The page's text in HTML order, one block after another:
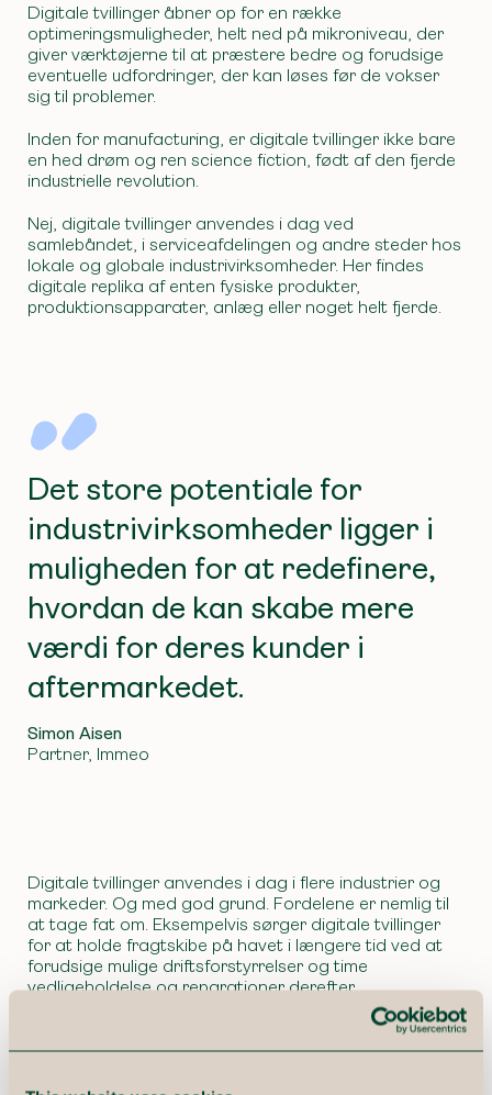
Digitale tvillinger åbner op for en række
optimeringsmuligheder, helt ned på mikroniveau, der
giver værktøjerne til at præstere bedre og forudsige
eventuelle udfordringer, der kan løses før de vokser
sig til problemer.
Inden for manufacturing, er digitale tvillinger ikke bare
en hed drøm og ren science fiction, født af den fjerde
industrielle revolution.
Nej, digitale tvillinger anvendes i dag ved
samlebåndet, i serviceafdelingen og andre steder hos
lokale og globale industrivirksomheder. Her findes
digitale replika af enten fysiske produkter,
produktionsapparater, anlæg eller noget helt fjerde.
Det store potentiale for
industrivirksomheder ligger i
muligheden for at redefinere,
hvordan de kan skabe mere
værdi for deres kunder i
aftermarkedet.
Simon Aisen
Partner, Immeo
Digitale tvillinger anvendes i dag i flere industrier og
markeder. Og med god grund. Fordelene er nemlig til
at tage fat om. Eksempelvis sørger digitale tvillinger
for at holde fragtskibe på havet i længere tid ved at
forudsige mulige driftsforstyrrelser og time
vedligeholdelse og reparationer derefter.
Den digitale tvilling kan udnytte den opsamlede data i
alle dele af virksomheden. Det giver virksomheden